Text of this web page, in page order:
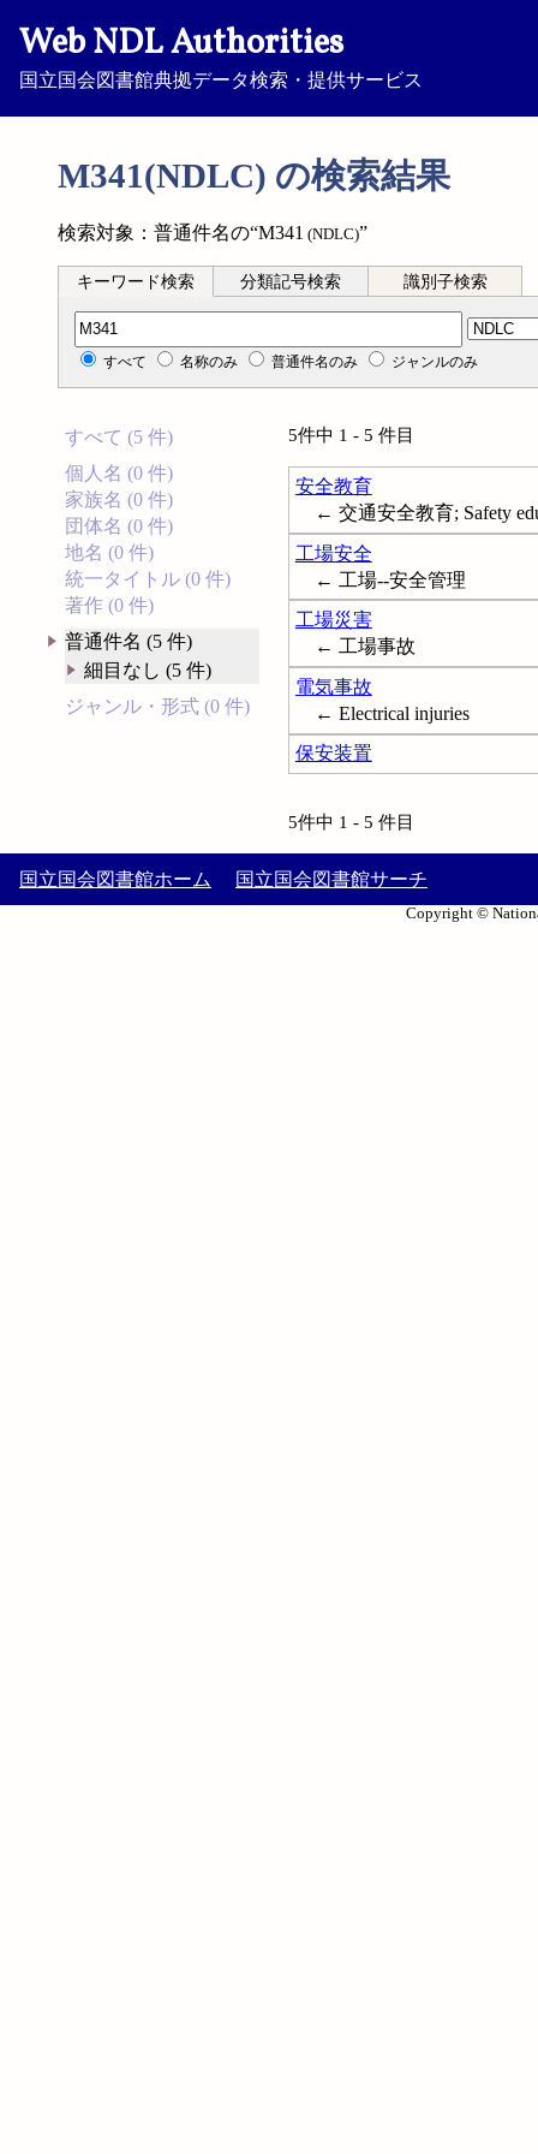
Web NDL Authorities
国立国会図書館典拠データ検索・提供サービス
M341(NDLC) の検索結果
検索対象：普通件名の“M341 (NDLC)”
キーワード検索 分類記号検索 識別子検索
分類記号検索
すべて 名称のみ 普通件名のみ ジャンルのみ
すべて (5 件)
個人名 (0 件)
家族名 (0 件)
団体名 (0 件)
地名 (0 件)
統一タイトル (0 件)
著作 (0 件)
普通件名 (5 件)
細目なし (5 件)
ジャンル・形式 (0 件)
5件中 1 - 5 件目
安全教育
← 交通安全教育; Safety
工場安全
← 工場--安全管理
工場災害
← 工場事故
電気事故
← Electrical injuries
保安装置
5件中 1 - 5 件目
国立国会図書館ホーム 国立国会図書館サーチ
Copyright ©